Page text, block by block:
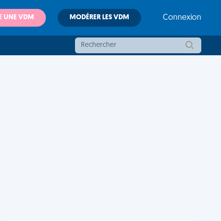
UNE VDM MODÉRER LES VDM Connexion